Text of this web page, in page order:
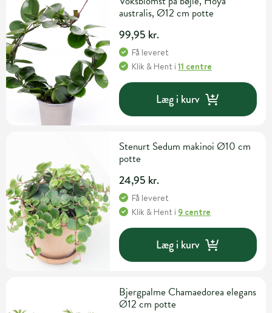
australis, Ø12 cm potte
99,95 kr.
Få leveret
Klik & Hent i11 centre
Læg i kurv
Stenurt Sedum makinoi Ø10 cm
potte
24,95 kr.
Få leveret
Klik & Hent i 9 centre
Læg i kurv
Bjergpalme Chamaedorea elegans
Ø12 cm potte